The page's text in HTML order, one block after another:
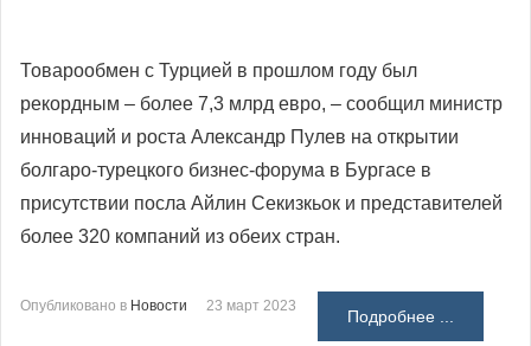
Товарообмен с Турцией в прошлом году был
рекордным – более 7,3 млрд евро, – сообщил министр
инноваций и роста Александр Пулев на открытии
болгаро-турецкого бизнес-форума в Бургасе в
присутствии посла Айлин Секизкьок и представителей
более 320 компаний из обеих стран.
Опубликовано в Новости 23 март 2023
Подробнее ...